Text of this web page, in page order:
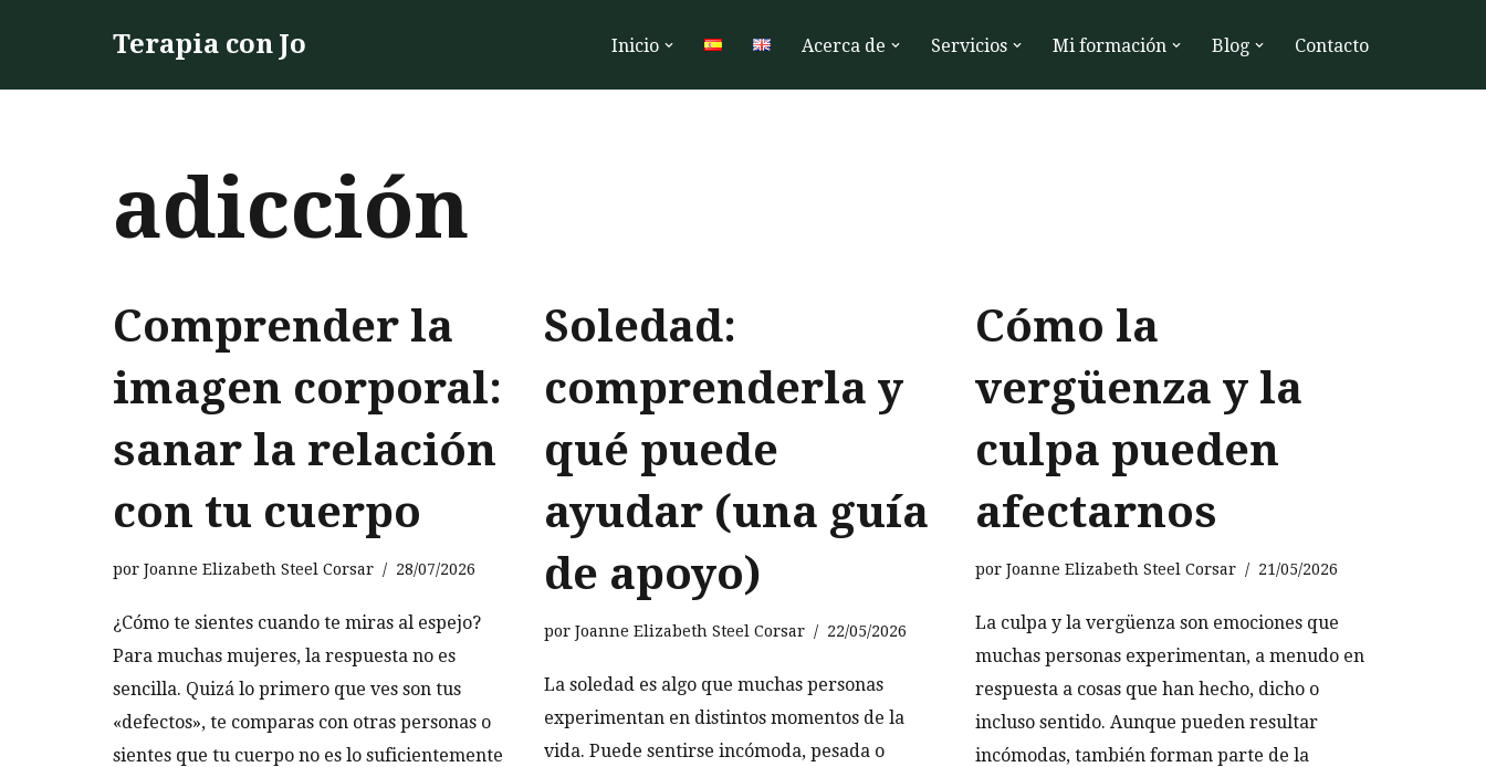
al
Terapia con Jo Inicio Acerca de Servicios Mi formación Blog Contacto
adicción
Comprender la
imagen corporal:
sanar la relación
con tu cuerpo
por Joanne Elizabeth Steel Corsar 28/07/2026
¿Cómo te sientes cuando te miras al espejo?
Para muchas mujeres, la respuesta no es
sencilla. Quizá lo primero que ves son tus
«defectos», te comparas con otras personas o
sientes que tu cuerpo no es lo suficientemente
Soledad:
comprenderla y
qué puede
ayudar (una guía
de apoyo)
por Joanne Elizabeth Steel Corsar 22/05/2026
La soledad es algo que muchas personas
experimentan en distintos momentos de la
vida. Puede sentirse incómoda, pesada o
Cómo la
vergüenza y la
culpa pueden
afectarnos
por Joanne Elizabeth Steel Corsar 21/05/2026
La culpa y la vergüenza son emociones que
muchas personas experimentan, a menudo en
respuesta a cosas que han hecho, dicho o
incluso sentido. Aunque pueden resultar
incómodas, también forman parte de la